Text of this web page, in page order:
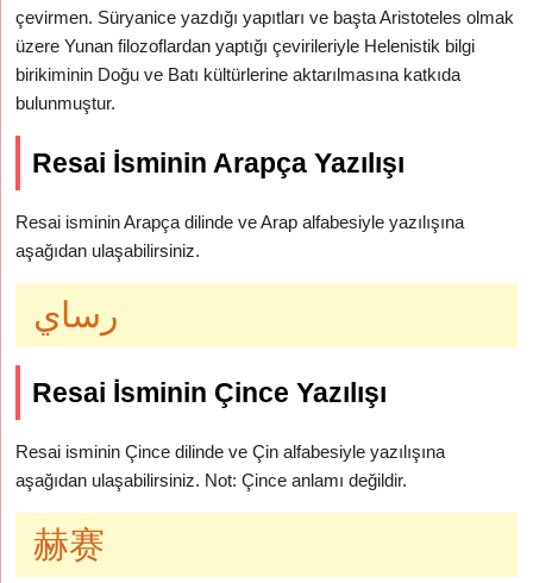
çevirmen. Süryanice yazdığı yapıtları ve başta Aristoteles olmak
üzere Yunan filozoflardan yaptığı çevirileriyle Helenistik bilgi
birikiminin Doğu ve Batı kültürlerine aktarılmasına katkıda
bulunmuştur.
Resai İsminin Arapça Yazılışı
Resai isminin Arapça dilinde ve Arap alfabesiyle yazılışına
aşağıdan ulaşabilirsiniz.
رساي
Resai İsminin Çince Yazılışı
Resai isminin Çince dilinde ve Çin alfabesiyle yazılışına
aşağıdan ulaşabilirsiniz. Not: Çince anlamı değildir.
赫赛